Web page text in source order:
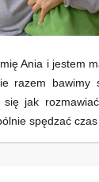
Ania i jestem
razem bawimy
się jak
spędzać